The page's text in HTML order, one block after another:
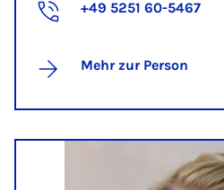
+49 5251 60-5467
Mehr zur Person